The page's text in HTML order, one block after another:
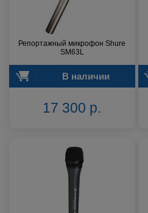
Репортажный микрофон Shure
SM63L
В наличии
17 300 р.